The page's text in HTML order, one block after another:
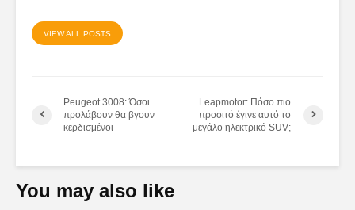
VIEW ALL POSTS
Peugeot 3008: Όσοι
προλάβουν θα βγουν
κερδισμένοι
Leapmotor: Πόσο πιο
προσιτό έγινε αυτό το
μεγάλο ηλεκτρικό SUV;
You may also like